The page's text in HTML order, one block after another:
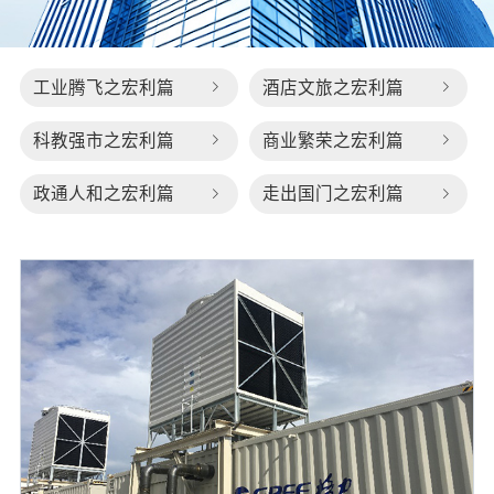
工业腾飞之宏利篇 酒店文旅之宏利篇
科教强市之宏利篇 商业繁荣之宏利篇
政通人和之宏利篇 走出国门之宏利篇